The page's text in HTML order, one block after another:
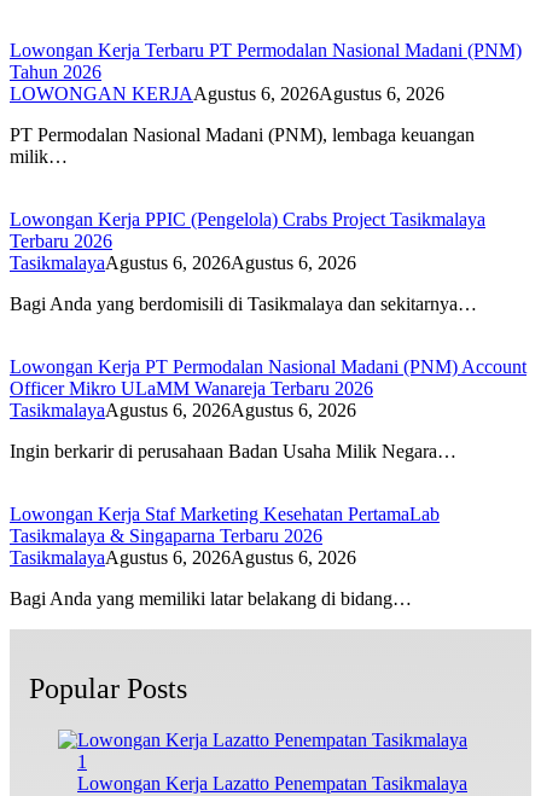
Lowongan Kerja Terbaru PT Permodalan Nasional Madani (PNM)
Tahun 2026
LOWONGAN KERJAAgustus 6, 2026Agustus 6, 2026
PT Permodalan Nasional Madani (PNM), lembaga keuangan
milik…
Lowongan Kerja PPIC (Pengelola) Crabs Project Tasikmalaya
Terbaru 2026
TasikmalayaAgustus 6, 2026Agustus 6, 2026
Bagi Anda yang berdomisili di Tasikmalaya dan sekitarnya…
Lowongan Kerja PT Permodalan Nasional Madani (PNM) Account
Officer Mikro ULaMM Wanareja Terbaru 2026
TasikmalayaAgustus 6, 2026Agustus 6, 2026
Ingin berkarir di perusahaan Badan Usaha Milik Negara…
Lowongan Kerja Staf Marketing Kesehatan PertamaLab
Tasikmalaya & Singaparna Terbaru 2026
TasikmalayaAgustus 6, 2026Agustus 6, 2026
Bagi Anda yang memiliki latar belakang di bidang…
Popular Posts
1
Lowongan Kerja Lazatto Penempatan Tasikmalaya